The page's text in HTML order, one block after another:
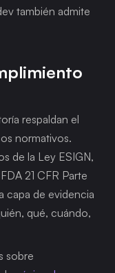
respaldan el
normativos.
de la Ley ESIGN,
21 CFR Parte
capa de evidencia
qué, cuándo,
sobre